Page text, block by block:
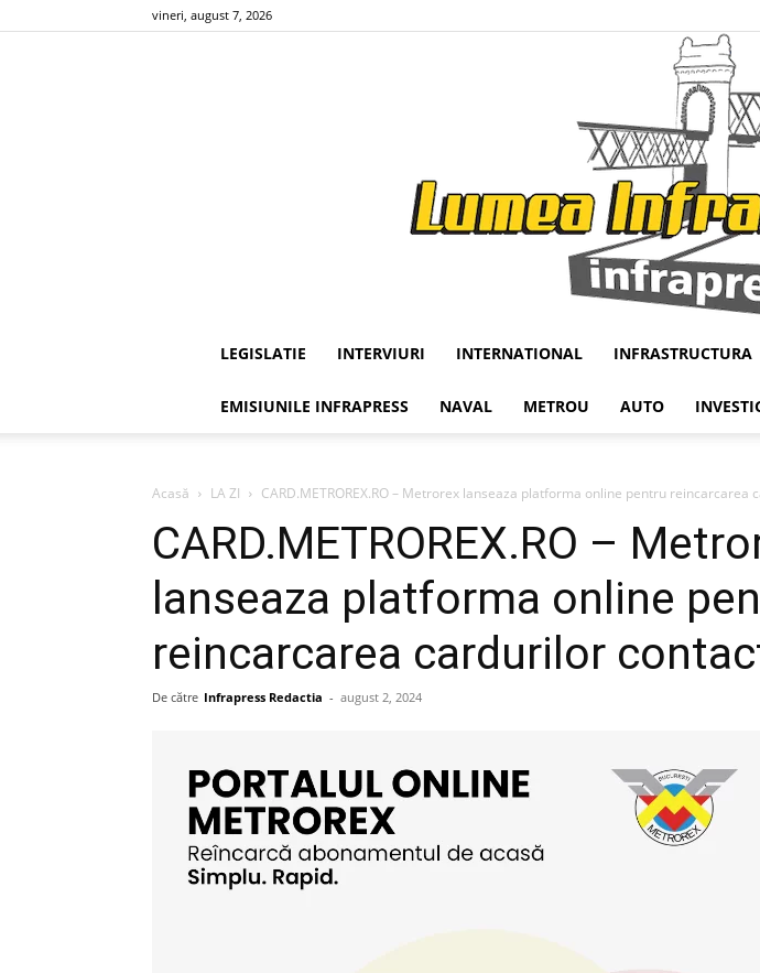
vineri, august 7, 2026
LEGISLATIE INTERVIURI INTERNATIONAL INFRASTRUCTURA
EMISIUNILE INFRAPRESS NAVAL METROU AUTO
Acasă LA ZI CARD.METROREX.RO – Metrorex lanseaza platforma online pentru reincarcarea
CARD.METROREX.RO –
lanseaza platforma online
reincarcarea cardurilor
De către Infrapress Redactia - august 2, 2024